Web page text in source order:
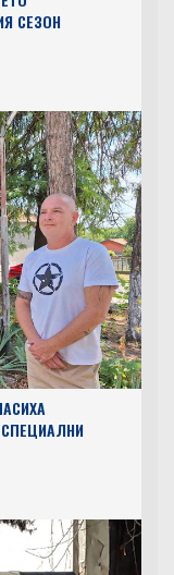
СЕЗОН